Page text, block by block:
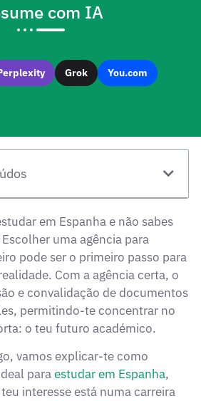
com IA
Grok You.com
em Espanha e não sabes
uma agência para
pode ser o primeiro passo para
Com a agência certa, o
e convalidação de documentos
permitindo-te concentrar no
o teu futuro académico.
vamos explicar-te como
paraestudar em Espanha,
interesse está numa carreira